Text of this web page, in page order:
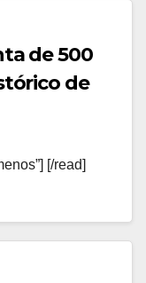
de 500
de
[/read]